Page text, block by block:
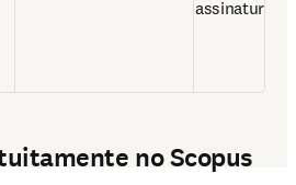
assinatura
no Scopus